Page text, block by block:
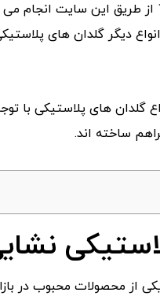
پخش عمده گلدان پلاستیکی نشایی با سایز 12
نشایی سایز 6، 8 و 10 هم از انواع
های پلاستیکی با
ساخته اند.
از محصولات محبوب در